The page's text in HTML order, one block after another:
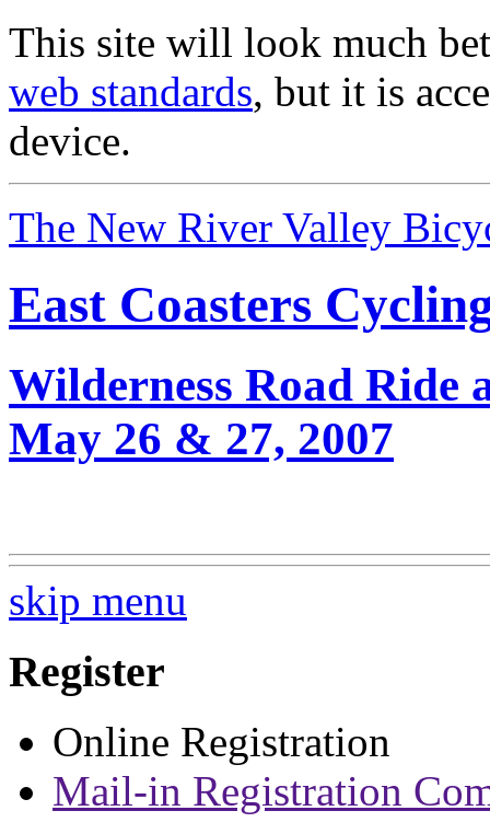
This site will look much
web standards, but it is
device.
The New River Valley
East Coasters
Wilderness Road Ride
May 26 & 27, 2007
skip menu
Register
Online Registration
Mail-in Registration